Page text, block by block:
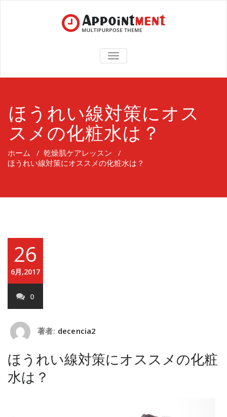
TOGGLE
NAVIGATION
ほうれい線対策にオス
スメの化粧水は？
ホーム / 乾燥肌ケアレッスン /
ほうれい線対策にオススメの化粧水は？
26
6月,2017
0
著者: decencia2
ほうれい線対策にオススメの化粧
水は？